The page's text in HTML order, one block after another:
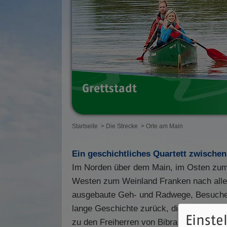
Grettstadt
Startseite > Die Strecke > Orte am Main
Ein geschichtliches Quartett
Im Norden über dem Main, im Osten
Westen zum Weinland Franken nach
ausgebaute Geh- und Radwege,
lange Geschichte zurück, die auf das
zu den Freiherren von Bibra